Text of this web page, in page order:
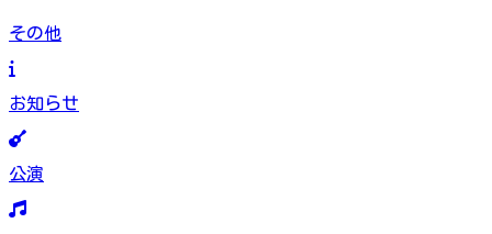
その他
お知らせ
公演